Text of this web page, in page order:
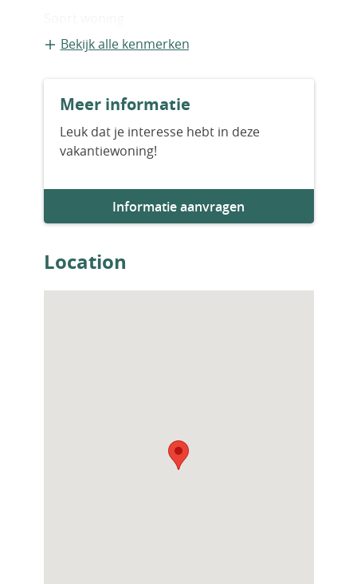
Vrijstaande recreatiewoning
Bestaande bouw
Aantal slaapkamers
Woningfaciliteiten
Open haard/sfeerhaard
Bekijk alle kenmerken
Meer informatie
Leuk dat je interesse hebt in deze
vakantiewoning!
Informatie aanvragen
Location